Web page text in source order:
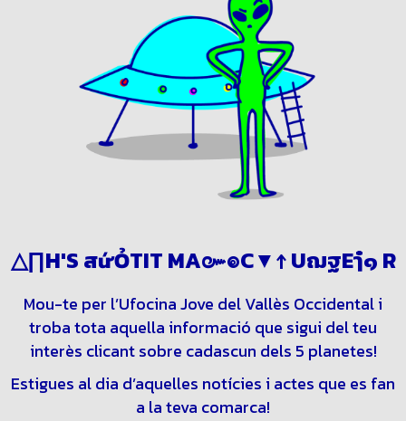
△∏H'S<สứỎTIT M๚๛๏C▼↑∏วฌฐ
Mou-te per l’Ufocina Jove del Vallès Occidental i
troba tota aquella informació que sigui del teu
interès clicant sobre cadascun dels 5 planetes!
Estigues al dia d’aquelles notícies i actes que es fan